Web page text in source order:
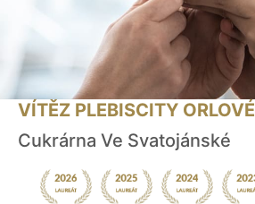
VÍTĚZ PLEBISCITY ORLOVÉ
Cukrárna Ve Svatojánské